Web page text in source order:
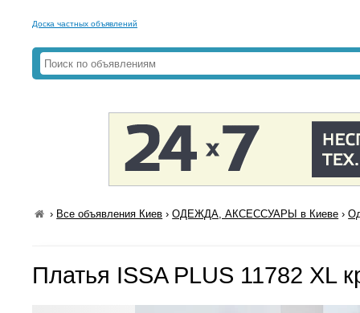
Доска частных объявлений
› Все объявления Киев ›ОДЕЖДА, АКСЕССУАРЫ в Киеве ›
Платья ISSA PLUS 11782 XL